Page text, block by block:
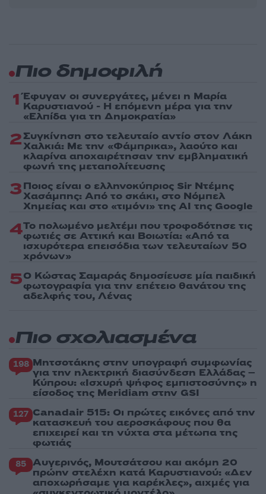
Πιο δημοφιλή
1 Έφυγαν οι συνεργάτες, μένει η Μαρία
Καρυστιανού - Η επόμενη μέρα για την
«Ελπίδα για τη Δημοκρατία»
2Συγκίνηση στο τελευταίο αντίο στον Λάκη
Χαλκιά: Με την «Φάμπρικα», λαούτο και
κλαρίνα αποχαιρέτησαν την εμβληματική
φωνή της μεταπολίτευσης
3Ποιος είναι ο ελληνοκύπριος Sir Ντέμης
Χασάμπης: Από το σκάκι, στο Νόμπελ
Χημείας και στο «τιμόνι» της AI της Google
4Το πολωμένο μελτέμι που τροφοδότησε τις
φωτιές σε Αττική και Βοιωτία: «Από τα
ισχυρότερα επεισόδια των τελευταίων 50
χρόνων»
5Ο Κώστας Σαμαράς δημοσίευσε μία παιδική
φωτογραφία για την επέτειο θανάτου της
αδελφής του, Λένας
Πιο σχολιασμένα
198 Μητσοτάκης στην υπογραφή συμφωνίας
για την ηλεκτρική διασύνδεση Ελλάδας –
Κύπρου: «Ισχυρή ψήφος εμπιστοσύνης» η
είσοδος της Meridiam στην GSI
127 Canadair 515: Οι πρώτες εικόνες από την
κατασκευή του αεροσκάφους που θα
επιχειρεί και τη νύχτα στα μέτωπα της
φωτιάς
85 Αυγερινός, Μουτσάτσου και ακόμη 20
πρώην στελέχη κατά Καρυστιανού: «Δεν
αποχωρήσαμε για καρέκλες», αιχμές για